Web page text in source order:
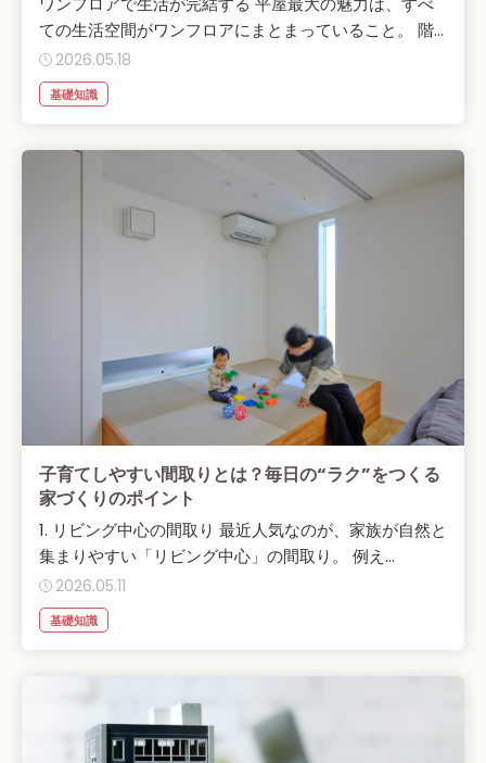
ての生活空間がワンフロアにまとまっていること。 階...
2026.05.18
基礎知識
子育てしやすい間取りとは？毎日の“ラク”をつくる
家づくりのポイント
1. リビング中心の間取り 最近人気なのが、家族が自然と
集まりやすい「リビング中心」の間取り。 例え...
2026.05.11
基礎知識